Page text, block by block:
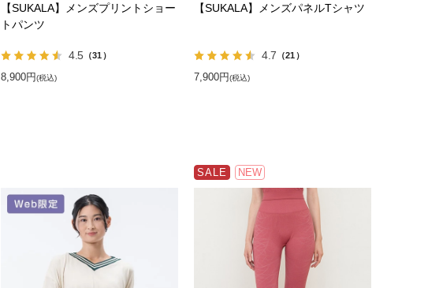
【SUKALA】メンズプリントショー
トパンツ
4.5 （31）
8,900円(税込)
【SUKALA】メンズパネルTシャツ
4.7 （21）
7,900円(税込)
SALE NEW